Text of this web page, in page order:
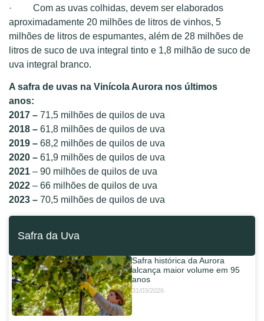
· Com as uvas colhidas, devem ser elaborados
aproximadamente 20 milhões de litros de vinhos, 5
milhões de litros de espumantes, além de 28 milhões de
litros de suco de uva integral tinto e 1,8 milhão de suco de
uva integral branco.
A safra de uvas na Vinícola Aurora nos últimos
anos:
2017 – 71,5 milhões de quilos de uva
2018 – 61,8 milhões de quilos de uva
2019 – 68,2 milhões de quilos de uva
2020 – 61,9 milhões de quilos de uva
2021 – 90 milhões de quilos de uva
2022 – 66 milhões de quilos de uva
2023 – 70,5 milhões de quilos de uva
Safra da Uva
Safra histórica da Aurora
alcança maior volume em 95
anos
31/03/2026